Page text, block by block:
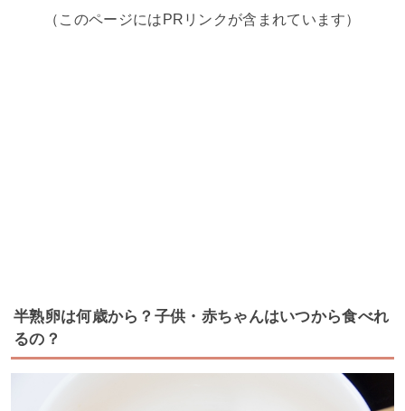
（このページにはPRリンクが含まれています）
半熟卵は何歳から？子供・赤ちゃんはいつから食べれ
るの？